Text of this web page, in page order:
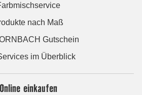
nach Maß
Gutschein
im Überblick
Online einkaufen